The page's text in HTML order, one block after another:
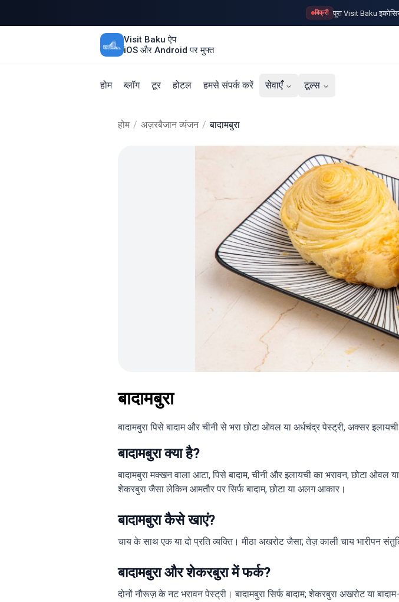
बिक्री पूरा Visit Baku
Visit Baku ऐप
iOS और Android पर मुफ्त
होम ब्लॉग टूर होटल हमसे संपर्क करें सेवाएँ टूल्स
होम / अज़रबैजान व्यंजन / बादामबुरा
बादामबुरा
बादामबुरा पिसे बादाम और चीनी से भरा छोटा ओवल या अर्धचंद्र पेस्ट्री, अक्सर
बादामबुरा क्या है?
बादामबुरा मक्खन वाला आटा, पिसे बादाम, चीनी और इलायची का भरावन, छोटा
शेकरबुरा जैसा लेकिन आमतौर पर सिर्फ बादाम, छोटा या अलग आकार।
बादामबुरा कैसे खाएं?
चाय के साथ एक या दो प्रति व्यक्ति। मीठा अखरोट जैसा; तेज़ काली चाय भारीपन
बादामबुरा और शेकरबुरा में फर्क?
दोनों नौरूज़ के नट भरावन पेस्ट्री। बादामबुरा सिर्फ बादाम; शेकरबुरा अखरोट या